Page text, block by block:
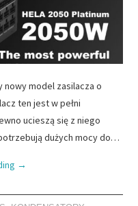
nowy model zasilacza o
ten jest w pełni
ucieszą się z niego
dużych mocy do…
→